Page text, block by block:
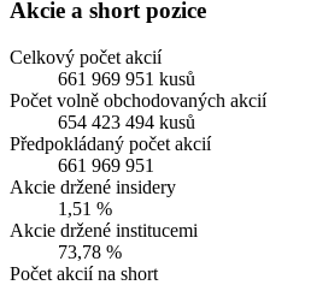
Akcie a short pozice
Celkový počet akcií
661 969 951 kusů
Počet volně obchodovaných akcií
654 423 494 kusů
Předpokládaný počet akcií
661 969 951
Akcie držené insidery
1,51 %
Akcie držené institucemi
73,78 %
Počet akcií na short